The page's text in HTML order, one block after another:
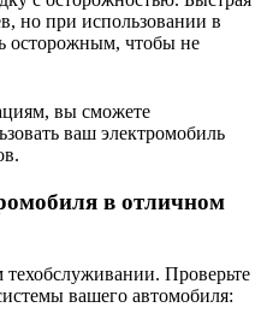
но при использовании в
осторожным, чтобы не
вы сможете
ваш электромобиль
в отличном
Проверьте
вашего автомобиля: